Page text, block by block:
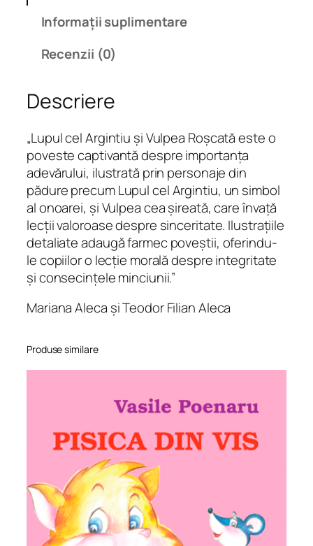
e
a
r
g
i
n
t
i
u
ș
V
l
a
t
Informații suplimentare
Recenzii (0)
Descriere
„Lupul cel Argintiu și Vulpea Roșcată este o
poveste captivantă despre importanța
adevărului, ilustrată prin personaje din
pădure precum Lupul cel Argintiu, un simbol
al onoarei, și Vulpea cea șireată, care învață
lecții valoroase despre sinceritate. Ilustrațiile
detaliate adaugă farmec poveștii, oferindu-
le copiilor o lecție morală despre integritate
și consecințele minciunii.”
Mariana Aleca și Teodor Filian Aleca
Produse similare